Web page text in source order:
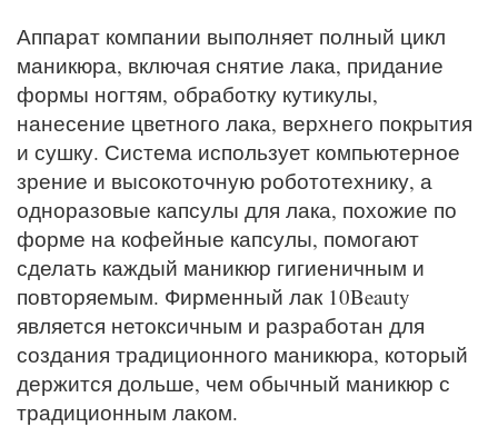
Аппарат компании выполняет полный цикл
маникюра, включая снятие лака, придание
формы ногтям, обработку кутикулы,
нанесение цветного лака, верхнего покрытия
и сушку. Система использует компьютерное
зрение и высокоточную робототехнику, а
одноразовые капсулы для лака, похожие по
форме на кофейные капсулы, помогают
сделать каждый маникюр гигиеничным и
повторяемым. Фирменный лак 10Beauty
является нетоксичным и разработан для
создания традиционного маникюра, который
держится дольше, чем обычный маникюр с
традиционным лаком.